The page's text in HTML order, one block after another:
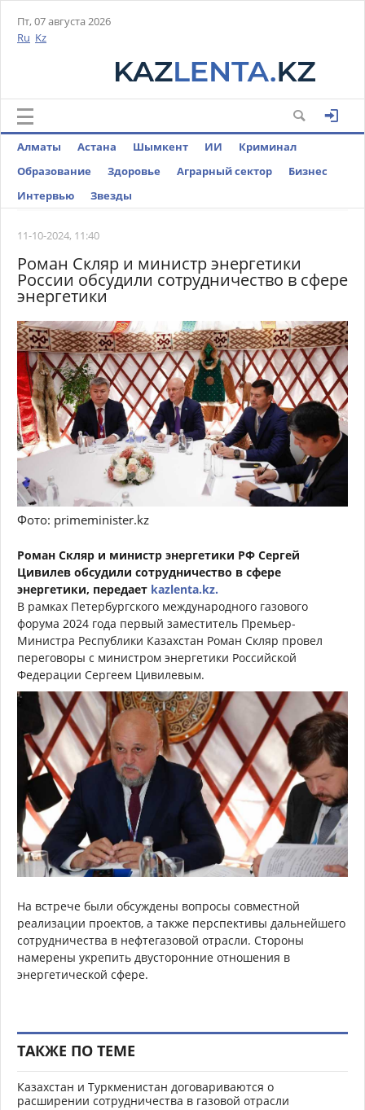
Пт, 07 августа 2026
Ru Kz
Алматы Астана Шымкент ИИ
Криминал
Образование
Здоровье Аграрный сектор
Бизнес
Интервью
Звезды
11-10-2024, 11:40
Роман Скляр и министр энергетики
России обсудили сотрудничество в сфере
энергетики
Фото: primeminister.kz
Роман Скляр и министр энергетики РФ Сергей
Цивилев обсудили сотрудничество в сфере
энергетики, передает kazlenta.kz.
В рамках Петербургского международного газового
форума 2024 года первый заместитель Премьер-
Министра Республики Казахстан Роман Скляр провел
переговоры с министром энергетики Российской
Федерации Сергеем Цивилевым.
На встрече были обсуждены вопросы совместной
реализации проектов, а также перспективы дальнейшего
сотрудничества в нефтегазовой отрасли. Стороны
намерены укрепить двусторонние отношения в
энергетической сфере.
ТАКЖЕ ПО ТЕМЕ
Казахстан и Туркменистан договариваются о
расширении сотрудничества в газовой отрасли